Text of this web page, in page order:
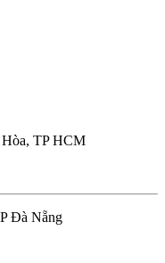
TP HCM
Đà Nẵng